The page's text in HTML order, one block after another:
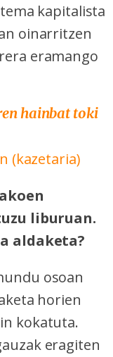
kapitalista
oinarritzen
eramango
hainbat toki
(kazetaria)
liburuan.
aldaketa?
osoan
horien
kokatuta.
eragiten